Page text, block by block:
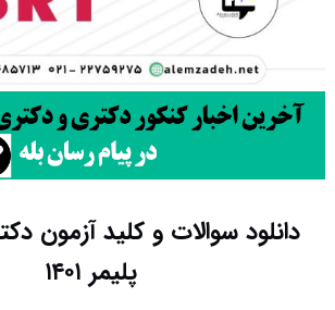
دانلود سوالات و کلید آزمون
پلیمر ۱۴۰۱